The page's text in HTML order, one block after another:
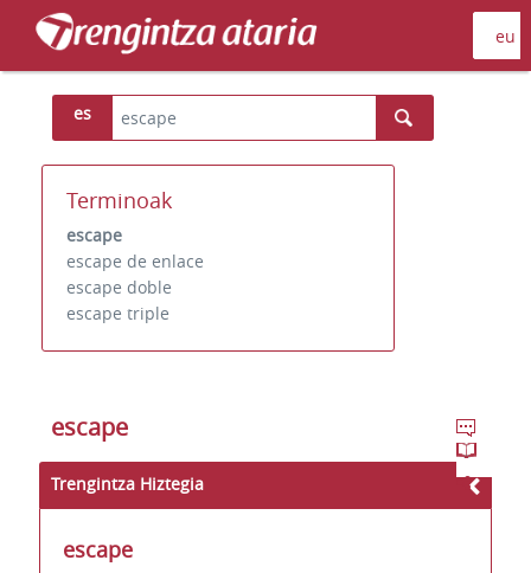
es
Terminoak
escape
escape de enlace
escape doble
escape triple
escape
Trengintza Hiztegia
escape